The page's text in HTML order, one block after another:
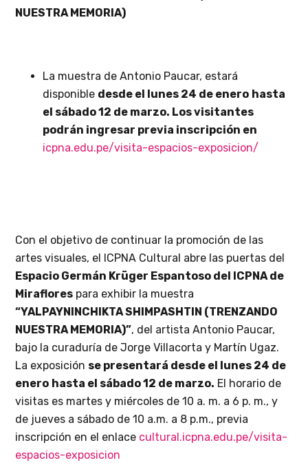
NUESTRA MEMORIA)
La muestra de Antonio Paucar, estará
disponible desde el lunes 24 de enero hasta
el sábado 12 de marzo. Los visitantes
podrán ingresar previa inscripción en
icpna.edu.pe/visita-espacios-exposicion/
Con el objetivo de continuar la promoción de las
artes visuales, el ICPNA Cultural abre las puertas del
Espacio Germán Krüger Espantoso del ICPNA de
Miraflores para exhibir la muestra
“YALPAYNINCHIKTA SHIMPASHTIN (TRENZANDO
NUESTRA MEMORIA)”, del artista Antonio Paucar,
bajo la curaduría de Jorge Villacorta y Martín Ugaz.
La exposición se presentará desde el lunes 24 de
enero hasta el sábado 12 de marzo. El horario de
visitas es martes y miércoles de 10 a. m. a 6 p. m., y
de jueves a sábado de 10 a.m. a 8 p.m., previa
inscripción en el enlace cultural.icpna.edu.pe/visita-
espacios-exposicion